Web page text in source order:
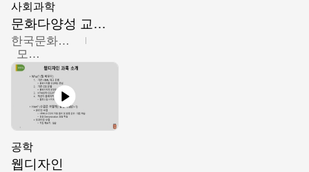
사회과학
문화다양성 교육의 이해
한국문화예술교육진흥원
모경환,성상환,정문성
공학
웹디자인